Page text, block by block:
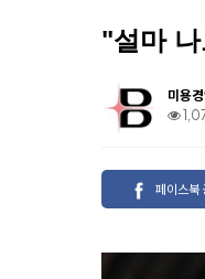
"설마
미용
페이스북